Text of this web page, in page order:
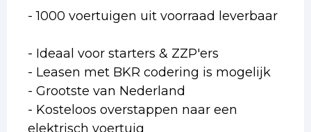
- 1000 voertuigen uit voorraad leverbaar
- Ideaal voor starters & ZZP'ers
- Leasen met BKR codering is mogelijk
- Grootste van Nederland
- Kosteloos overstappen naar een
elektrisch voertuig